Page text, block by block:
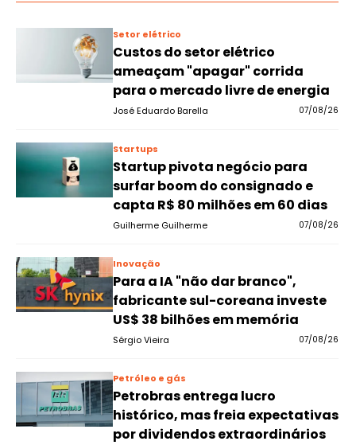
Setor elétrico
Custos do setor elétrico
ameaçam "apagar" corrida
para o mercado livre de energia
José Eduardo Barella 07/08/26
Startups
Startup pivota negócio para
surfar boom do consignado e
capta R$ 80 milhões em 60 dias
Guilherme Guilherme 07/08/26
Inovação
Para a IA "não dar branco",
fabricante sul-coreana investe
US$ 38 bilhões em memória
Sérgio Vieira 07/08/26
Petróleo e gás
Petrobras entrega lucro
histórico, mas freia expectativas
por dividendos extraordinários